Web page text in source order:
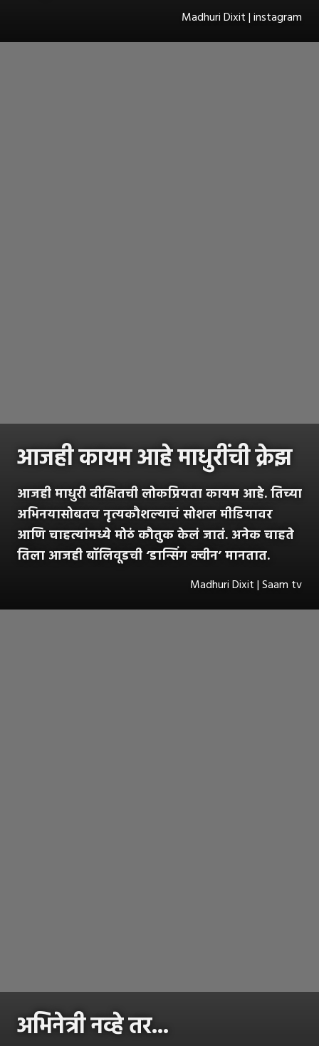
Madhuri Dixit | instagram
आजही कायम आहे माधुरींची क्रेझ
आजही माधुरी दीक्षितची लोकप्रियता कायम आहे. तिच्या
अभिनयासोबतच नृत्यकौशल्याचं सोशल मीडियावर
आणि चाहत्यांमध्ये मोठं कौतुक केलं जातं. अनेक चाहते
तिला आजही बॉलिवूडची ‘डान्सिंग क्वीन’ मानतात.
Madhuri Dixit | Saam tv
अभिनेत्री नव्हे तर...